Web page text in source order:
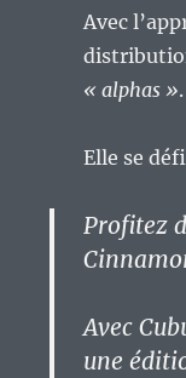
Avec
« alphas »
Elle se
Profitez
Avec
une